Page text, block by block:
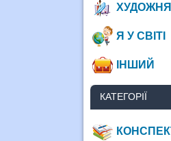
ХУДОЖНЯ
Я У СВІТІ
ІНШИЙ
КАТЕГОРІЇ